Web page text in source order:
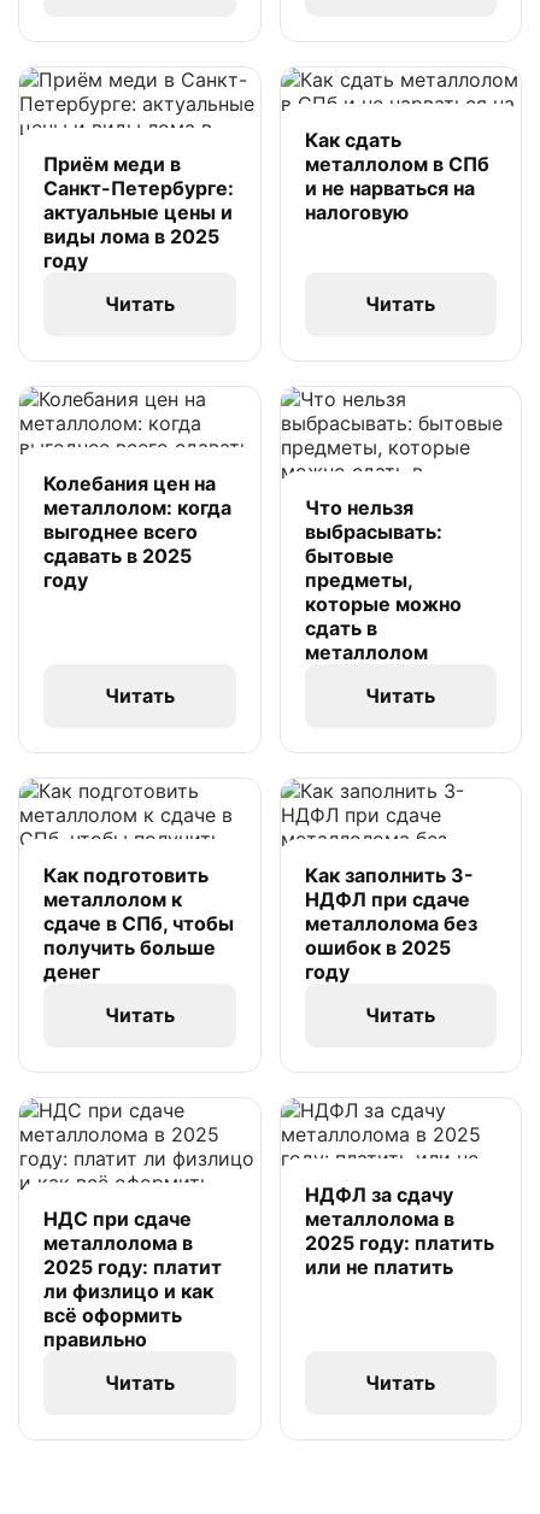
Приём меди в
Санкт-Петербурге:
актуальные цены и
виды лома в 2025
году
Читать
Как сдать
металлолом в СПб
и не нарваться на
налоговую
Читать
Колебания цен на
металлолом: когда
выгоднее всего
сдавать в 2025
году
Читать
Что нельзя
выбрасывать:
бытовые
предметы,
которые можно
сдать в
металлолом
Читать
Как подготовить
металлолом к
сдаче в СПб, чтобы
получить больше
денег
Читать
Как заполнить 3-
НДФЛ при сдаче
металлолома без
ошибок в 2025
году
Читать
НДС при сдаче
металлолома в
2025 году: платит
ли физлицо и как
всё оформить
правильно
Читать
НДФЛ за сдачу
металлолома в
2025 году: платить
или не платить
Читать